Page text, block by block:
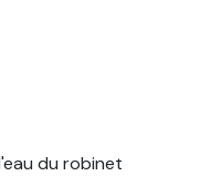
du robinet